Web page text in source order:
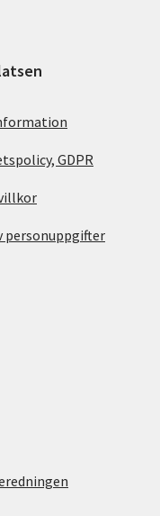
GDPR
personuppgifter